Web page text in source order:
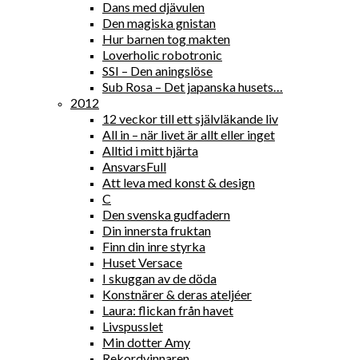
Dans med djävulen
Den magiska gnistan
Hur barnen tog makten
Loverholic robotronic
SSI – Den aningslöse
Sub Rosa – Det japanska husets…
2012
12 veckor till ett självläkande liv
All in – när livet är allt eller inget
Alltid i mitt hjärta
AnsvarsFull
Att leva med konst & design
C
Den svenska gudfadern
Din innersta fruktan
Finn din inre styrka
Huset Versace
I skuggan av de döda
Konstnärer & deras ateljéer
Laura: flickan från havet
Livspusslet
Min dotter Amy